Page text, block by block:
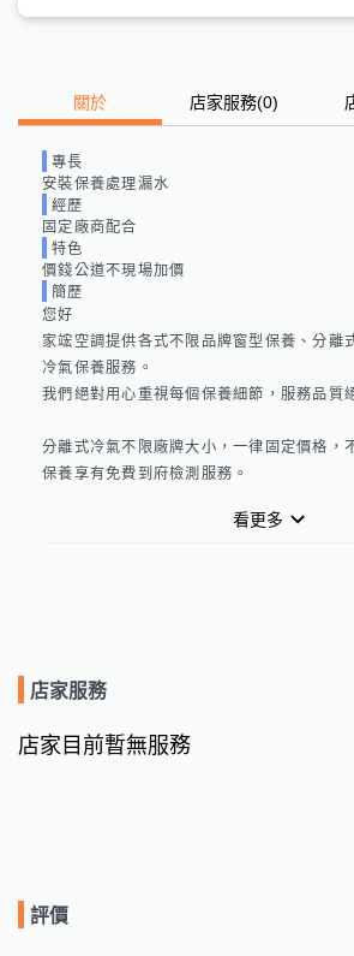
關於 店家服務(0)
專長
安裝保養處理漏水
經歷
固定廠商配合
特色
價錢公道不現場加價
簡歷
您好
家竤空調提供各式不限品牌窗型保養、分離
冷氣保養服務。
我們絕對用心重視每個保養細節，服務品質
分離式冷氣不限廠牌大小，一律固定價格，
保養享有免費到府檢測服務。
歡迎點選「家竤專業空調保養」網址：
看更多
店家服務
店家目前暫無服務
評價